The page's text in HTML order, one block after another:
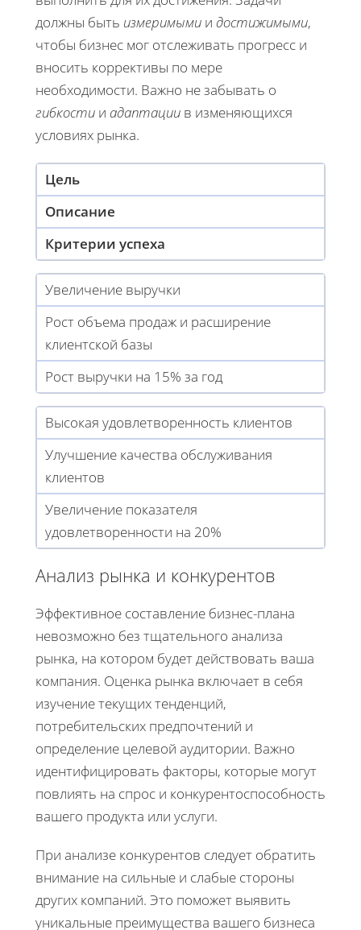
должны быть измеримыми и достижимыми,
чтобы бизнес мог отслеживать прогресс и
вносить коррективы по мере
необходимости. Важно не забывать о
гибкости и адаптации в изменяющихся
условиях рынка.
Цель
Описание
Критерии успеха
Увеличение выручки
Рост объема продаж и расширение
клиентской базы
Рост выручки на 15% за год
Высокая удовлетворенность клиентов
Улучшение качества обслуживания
клиентов
Увеличение показателя
удовлетворенности на 20%
Анализ рынка и конкурентов
Эффективное составление бизнес-плана
невозможно без тщательного анализа
рынка, на котором будет действовать ваша
компания. Оценка рынка включает в себя
изучение текущих тенденций,
потребительских предпочтений и
определение целевой аудитории. Важно
идентифицировать факторы, которые могут
повлиять на спрос и конкурентоспособность
вашего продукта или услуги.
При анализе конкурентов следует обратить
внимание на сильные и слабые стороны
других компаний. Это поможет выявить
уникальные преимущества вашего бизнеса